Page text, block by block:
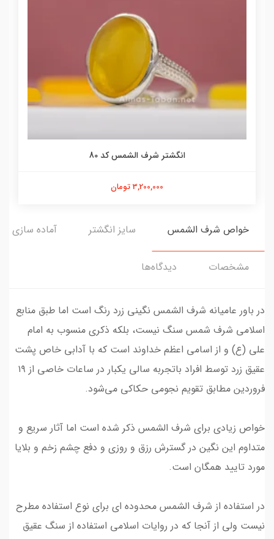
انگشتر شرف الشمس کد 80
3,200,000 تومان
خواص شرف الشمس سایز انگشتر آماده سازی و
مشخصات دیدگاه‌ها
در باور عامیانه شرف الشمس نگینی زرد رنگ است اما طبق منابع
اسلامی شرف شمس سنگ نیست، بلکه ذکری منسوب به امام
علی (ع) و از اسامی اعظم خداوند است که با آدابی خاص پشت
عقیق زرد توسط افراد باتجربه سالی یکبار در ساعات خاصی از ۱۹
فروردین مطابق تقویم‌ نجومی حکاکی می‌شود.
خواص زیادی برای شرف الشمس ذکر شده است اما آثار سریع و
متداوم این نگین در گسترش رزق و روزی و دفع چشم زخم و بلایا
مورد تایید همگان است.
در استفاده از شرف الشمس محدوده ای برای نوع استفاده مطرح
نیست ولی از آنجا که در روایات اسلامی استفاده از سنگ عقیق